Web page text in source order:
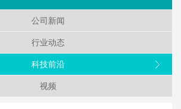
公司新闻
行业动态
科技前沿
视频